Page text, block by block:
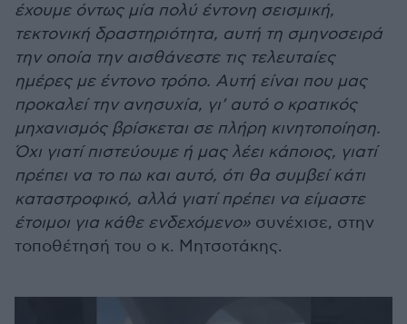
έχουμε όντως μία πολύ έντονη σεισμική,
τεκτονική δραστηριότητα, αυτή τη σμηνοσειρά
την οποία την αισθάνεστε τις τελευταίες
ημέρες με έντονο τρόπο. Αυτή είναι που μας
προκαλεί την ανησυχία, γι’ αυτό ο κρατικός
μηχανισμός βρίσκεται σε πλήρη κινητοποίηση.
Όχι γιατί πιστεύουμε ή μας λέει κάποιος, γιατί
πρέπει να το πω και αυτό, ότι θα συμβεί κάτι
καταστροφικό, αλλά γιατί πρέπει να είμαστε
έτοιμοι για κάθε ενδεχόμενο» συνέχισε, στην
τοποθέτησή του ο κ. Μητσοτάκης.